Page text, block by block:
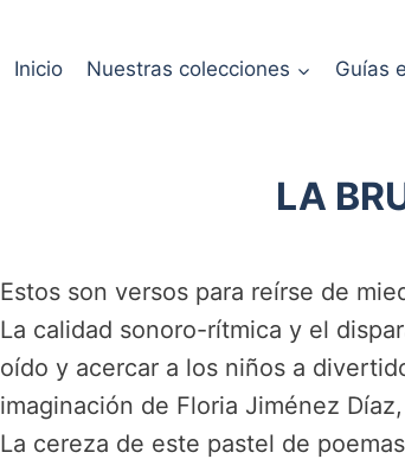
Inicio Nuestras colecciones Guías
LA
Estos son versos para reírse de
La calidad sonoro-rítmica y el
oído y acercar a los niños a
imaginación de Floria Jiménez
La cereza de este pastel de